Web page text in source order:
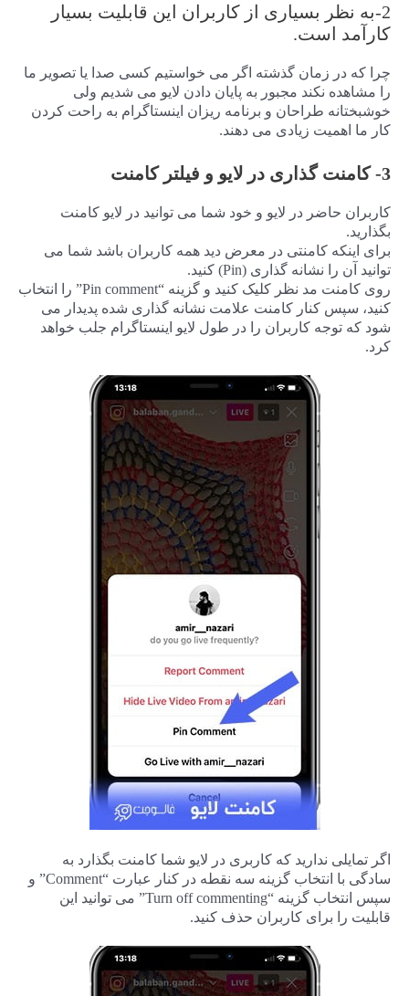
2-به نظر بسیاری از کاربران این قابلیت بسیار
کارآمد است.
چرا که در زمان گذشته اگر می خواستیم کسی صدا یا تصویر ما
را مشاهده نکند مجبور به پایان دادن لایو می شدیم ولی
خوشبختانه طراحان و برنامه ریزان اینستاگرام به راحت کردن
کار ما اهمیت زیادی می دهند.
3- کامنت گذاری در لایو و فیلتر کامنت
کاربران حاضر در لایو و خود شما می توانید در لایو کامنت
بگذارید.
برای اینکه کامنتی در معرض دید همه کاربران باشد شما می
توانید آن را نشانه گذاری (Pin) کنید.
روی کامنت مد نظر کلیک کنید و گزینه “Pin comment” را انتخاب
کنید، سپس کنار کامنت علامت نشانه گذاری شده پدیدار می
شود که توجه کاربران را در طول لایو اینستاگرام جلب خواهد
کرد.
اگر تمایلی ندارید که کاربری در لایو شما کامنت بگذارد به
سادگی با انتخاب گزینه سه نقطه در کنار عبارت “Comment” و
سپس انتخاب گزینه “Turn off commenting” می توانید این
قابلیت را برای کاربران حذف کنید.